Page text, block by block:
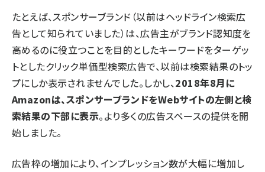
たとえば、スポンサーブランド（以前はヘッドライン検索広
告として知られていました）は、広告主がブランド認知度を
高めるのに役立つことを目的としたキーワードをターゲッ
トとしたクリック単価型検索広告で、以前は検索結果のトッ
プにしか表示されませんでした。しかし、2018年8月に
Amazonは、スポンサーブランドをWebサイトの左側と検
索結果の下部に表示。より多くの広告スペースの提供を開
始しました。
広告枠の増加により、インプレッション数が大幅に増加し